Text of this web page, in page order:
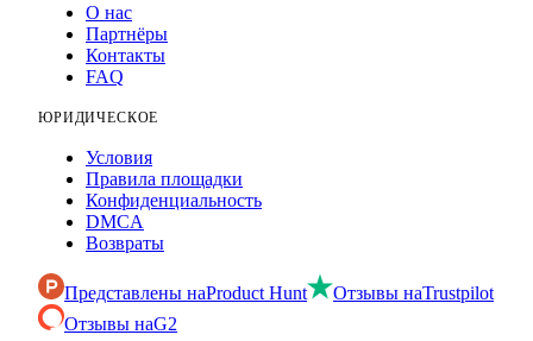
О нас
Партнёры
Контакты
FAQ
ЮРИДИЧЕСКОЕ
Условия
Правила площадки
Конфиденциальность
DMCA
Возвраты
Представлены наProduct Hunt Отзывы наTrustpilot
Отзывы наG2